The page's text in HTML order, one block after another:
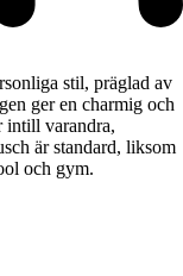
stil, präglad av
ger en charmig och
intill varandra,
är standard, liksom
och gym.